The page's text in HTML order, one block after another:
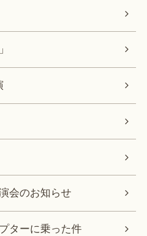
会のお知らせ
ターに乗った件